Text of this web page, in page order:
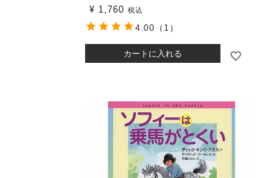
¥ 1,760 税込
カートに入れる
4.00 （1）